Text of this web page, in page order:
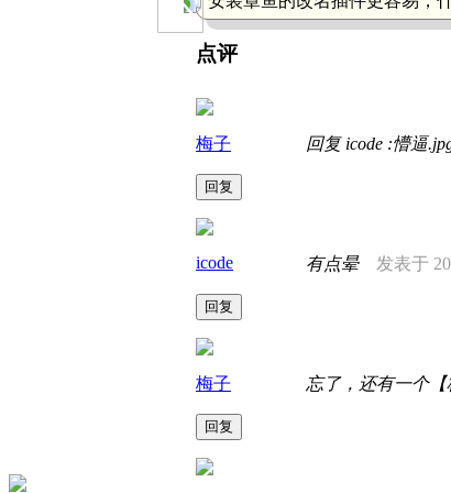
点评
梅子 回复 icode :懵逼
回复
icode 有点晕 发表于
回复
梅子 忘了，还有一个【
回复